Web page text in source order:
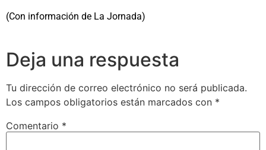
(Con información de La Jornada)
Deja una respuesta
Tu dirección de correo electrónico no será publicada.
Los campos obligatorios están marcados con *
Comentario *